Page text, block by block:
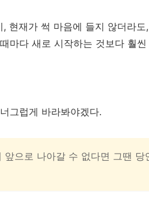
현재가 썩 마음에 들지 않더라
마다 새로 시작하는 것보다 훨
그럽게 바라봐야겠다.
으로 나아갈 수 없다면 그땐 당